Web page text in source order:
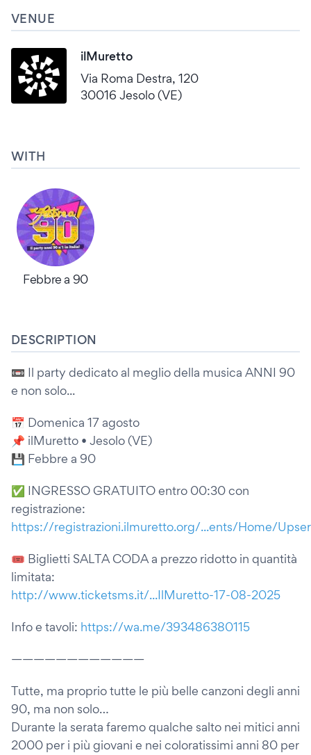
VENUE
ilMuretto
Via Roma Destra, 120
30016 Jesolo (VE)
WITH
Febbre a 90
DESCRIPTION
📼 Il party dedicato al meglio della musica ANNI 90
e non solo...
📅 Domenica 17 agosto
📌 ilMuretto • Jesolo (VE)
💾 Febbre a 90
✅ INGRESSO GRATUITO entro 00:30 con
registrazione:
https://registrazioni.ilmuretto.org/...ents/Home/
🎟 Biglietti SALTA CODA a prezzo ridotto in quantità
limitata:
http://www.ticketsms.it/...IlMuretto-17-08-2025
Info e tavoli: https://wa.me/393486380115
————————————
Tutte, ma proprio tutte le più belle canzoni degli anni
90, ma non solo…
Durante la serata faremo qualche salto nei mitici anni
2000 per i più giovani e nei coloratissimi anni 80 per